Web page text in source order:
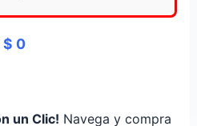
$ 0
un Clic! Navega y compra